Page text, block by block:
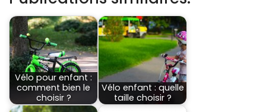
Vélo pour enfant :
comment bien le
choisir ?
Vélo enfant : quelle
taille choisir ?